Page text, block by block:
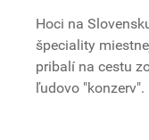
Hoci na
špeciality
pribalí na cestu
ľudovo "konzerv".